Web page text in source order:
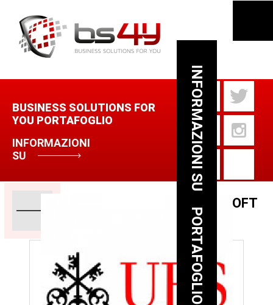
BUSINESS SOLUTIONS FOR
YOU PORTAFOGLIO
INFORMAZIONI
SU
MIGRAZIONE DB - MICROSOFT
ACCESS, VBA, SQL, VB 6.0
INFORMAZIONI SU
PORTAFOGLIO